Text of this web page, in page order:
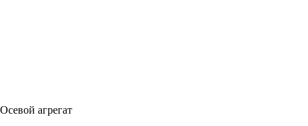
Осевой агрегат